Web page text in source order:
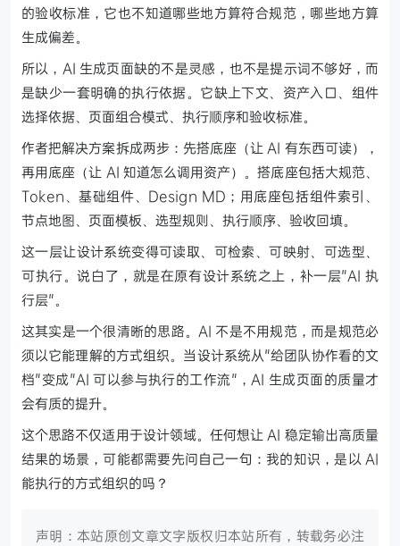
的验收标准，它也不知道哪些地方算符合规范，哪些地方算
生成偏差。
所以，AI 生成页面缺的不是灵感，也不是提示词不够好，而
是缺少一套明确的执行依据。它缺上下文、资产入口、组件
选择依据、页面组合模式、执行顺序和验收标准。
作者把解决方案拆成两步：先搭底座（让 AI 有东西可读），
再用底座（让 AI 知道怎么调用资产）。搭底座包括大规范、
Token、基础组件、Design MD；用底座包括组件索引、
节点地图、页面模板、选型规则、执行顺序、验收回填。
这一层让设计系统变得可读取、可检索、可映射、可选型、
可执行。说白了，就是在原有设计系统之上，补一层"AI 执
行层"。
这其实是一个很清晰的思路。AI 不是不用规范，而是规范必
须以它能理解的方式组织。当设计系统从"给团队协作看的文
档"变成"AI 可以参与执行的工作流"，AI 生成页面的质量才
会有质的提升。
这个思路不仅适用于设计领域。任何想让 AI 稳定输出高质量
结果的场景，可能都需要先问自己一句：我的知识，是以 AI
能执行的方式组织的吗？
声明：本站原创文章文字版权归本站所有，转载务必注